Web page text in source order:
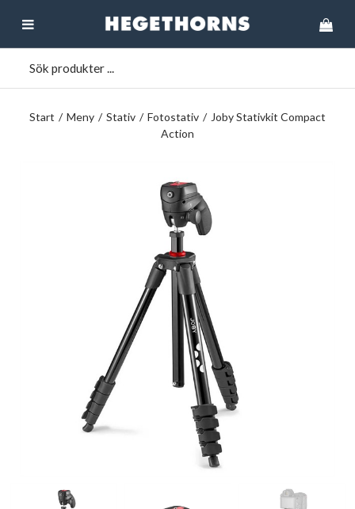
Start / Meny / Stativ / Fotostativ / Joby Stativkit Compact
Action